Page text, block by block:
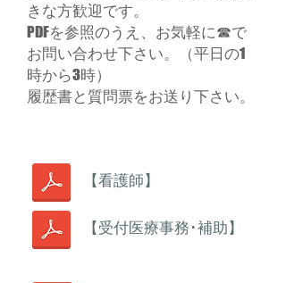
きな方歓迎です。
PDFを参照のうえ、お気軽に☎で
お問い合わせ下さい。（平日の1
時から3時）
​履歴書と質問票をお送り下さい。
【看護師】
【受付医療事務･補助】